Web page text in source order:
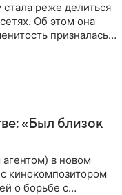
реже делиться
Об этом она
призналась,
«Был близок
в новом
кинокомпозитором
о борьбе с